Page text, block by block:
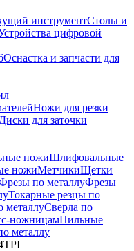
инструментСтолы и
цифровой
Оснастка и запчасти для
Ножи для резки
Диски для заточки
ножиШлифовальные
ножиМетчикиЩетки
по металлуФрезы
Токарные резцы по
металлуСверла по
ножницамПильные
металлу